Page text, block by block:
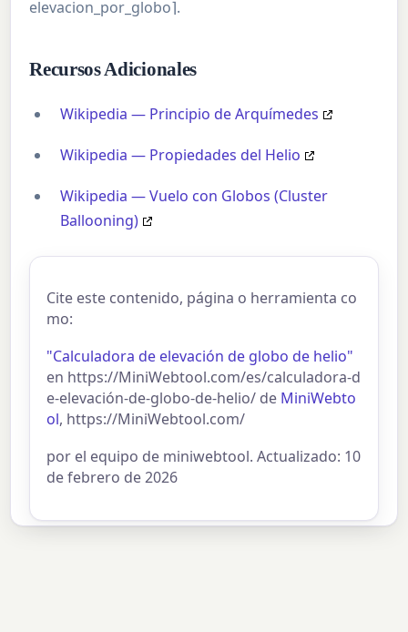
elevacion_por_globo⌉.
Recursos Adicionales
Wikipedia — Principio de Arquímedes
Wikipedia — Propiedades del Helio
Wikipedia — Vuelo con Globos (Cluster
Ballooning)
Cite este contenido, página o herramienta co
mo:
"Calculadora de elevación de globo de helio"
en https://MiniWebtool.com/es/calculadora-d
e-elevación-de-globo-de-helio/ de MiniWebto
ol, https://MiniWebtool.com/
por el equipo de miniwebtool. Actualizado: 10
de febrero de 2026